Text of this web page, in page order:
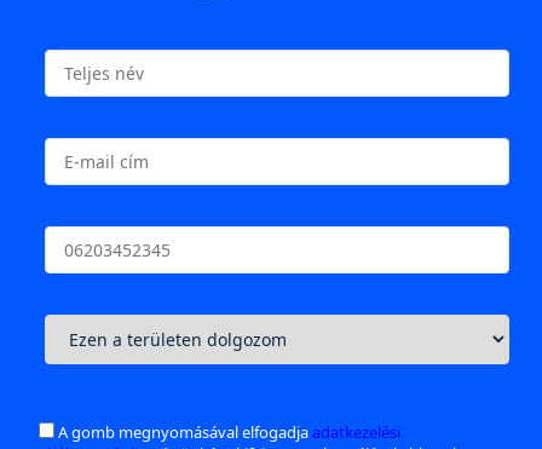
A gomb megnyomásával elfogadjaadatkezelési